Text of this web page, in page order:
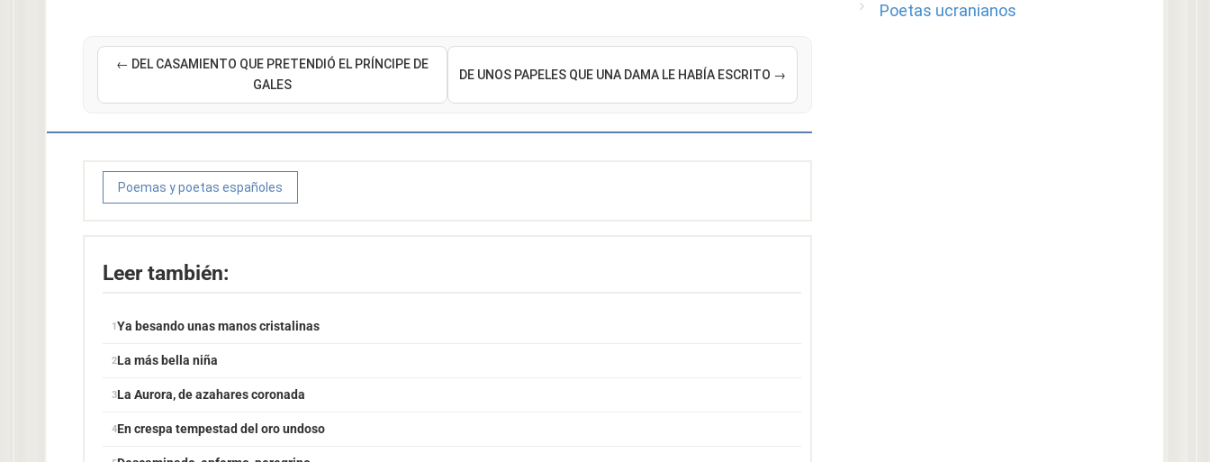
← DEL CASAMIENTO QUE PRETENDIÓ EL PRÍNCIPE DE
GALES
DE UNOS PAPELES QUE UNA DAMA LE HABÍA ESCRITO →
Poemas y poetas españoles
Leer también:
Ya besando unas manos cristalinas
La más bella niña
La Aurora, de azahares coronada
En crespa tempestad del oro undoso
Poetas ucranianos